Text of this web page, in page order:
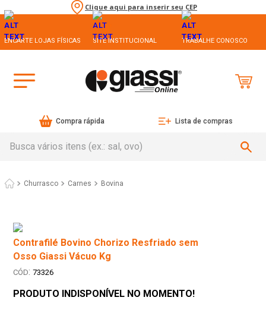
Clique aqui para inserir seu CEP
ENCARTE LOJAS FÍSICAS SITE INSTITUCIONAL TRABALHE CONOSCO
Compra rápida Lista de compras
Churrasco Carnes Bovina
Contrafilé Bovino Chorizo Resfriado sem
Osso Giassi Vácuo Kg
: 73326
PRODUTO INDISPONÍVEL NO MOMENTO!